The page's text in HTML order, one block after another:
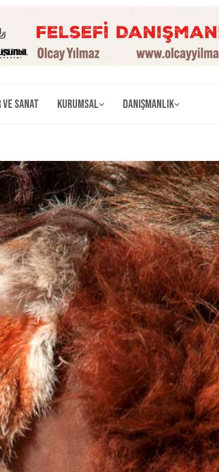
Sanat Kurumsal Danışmanlık